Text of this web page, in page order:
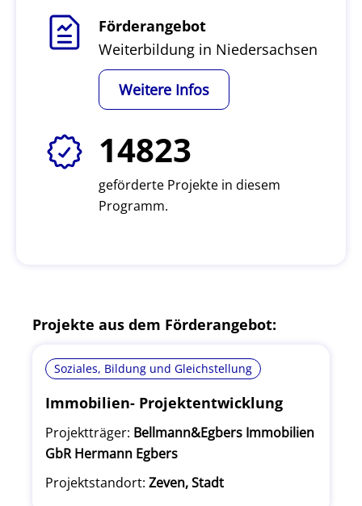
Förderangebot
Weiterbildung in Niedersachsen
Weitere Infos
14823
geförderte Projekte in diesem
Programm.
Projekte aus dem Förderangebot:
Soziales, Bildung und Gleichstellung
Immobilien- Projektentwicklung
Projektträger: Bellmann&Egbers Immobilien
GbR Hermann Egbers
Projektstandort: Zeven, Stadt